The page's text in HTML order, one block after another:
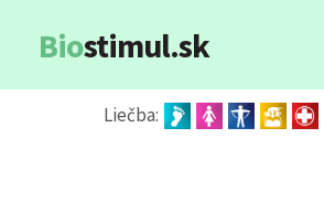
Biostimul.sk
Liečba: